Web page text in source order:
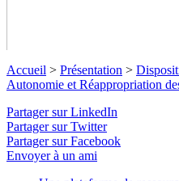
Accueil > Présentation >
Autonomie et Réappropriation
Partager sur LinkedIn
Partager sur Twitter
Partager sur Facebook
Envoyer à un ami